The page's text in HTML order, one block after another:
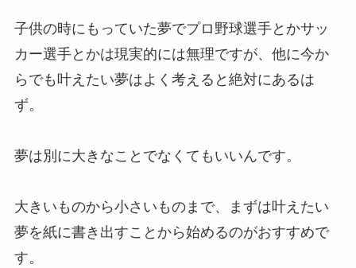
子供の時にもっていた夢でプロ野球選手とかサッ
カー選手とかは現実的には無理ですが、他に今か
らでも叶えたい夢はよく考えると絶対にあるは
ず。
夢は別に大きなことでなくてもいいんです。
大きいものから小さいものまで、まずは叶えたい
夢を紙に書き出すことから始めるのがおすすめで
す。